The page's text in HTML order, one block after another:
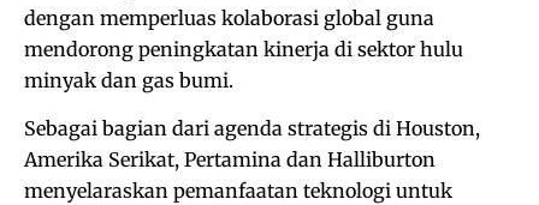
dengan memperluas kolaborasi global guna
mendorong peningkatan kinerja di sektor hulu
minyak dan gas bumi.
Sebagai bagian dari agenda strategis di Houston,
Amerika Serikat, Pertamina dan Halliburton
menyelaraskan pemanfaatan teknologi untuk